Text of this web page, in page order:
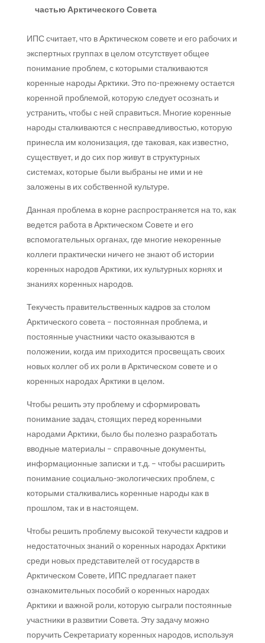
частью Арктического Совета
ИПС считает, что в Арктическом совете и его рабочих и
экспертных группах в целом отсутствует общее
понимание проблем, с которыми сталкиваются
коренные народы Арктики. Это по-прежнему остается
коренной проблемой, которую следует осознать и
устранить, чтобы с ней справиться. Многие коренные
народы сталкиваются с несправедливостью, которую
принесла им колонизация, где таковая, как известно,
существует, и до сих пор живут в структурных
системах, которые были выбраны не ими и не
заложены в их собственной культуре.
Данная проблема в корне распространяется на то, как
ведется работа в Арктическом Совете и его
вспомогательных органах, где многие некоренные
коллеги практически ничего не знают об истории
коренных народов Арктики, их культурных корнях и
знаниях коренных народов.
Текучесть правительственных кадров за столом
Арктического совета – постоянная проблема, и
постоянные участники часто оказываются в
положении, когда им приходится просвещать своих
новых коллег об их роли в Арктическом совете и о
коренных народах Арктики в целом.
Чтобы решить эту проблему и сформировать
понимание задач, стоящих перед коренными
народами Арктики, было бы полезно разработать
вводные материалы – справочные документы,
информационные записки и т.д. – чтобы расширить
понимание социально-экологических проблем, с
которыми сталкивались коренные народы как в
прошлом, так и в настоящем.
Чтобы решить проблему высокой текучести кадров и
недостаточных знаний о коренных народах Арктики
среди новых представителей от государств в
Арктическом Совете, ИПС предлагает пакет
ознакомительных пособий о коренных народах
Арктики и важной роли, которую сыграли постоянные
участники в развитии Совета. Эту задачу можно
поручить Секретариату коренных народов, используя